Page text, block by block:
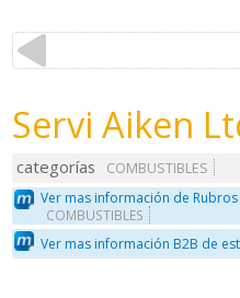
Servi Aiken
categorías
COMBUSTIBLES
Ver mas información de
COMBUSTIBLES
Ver mas información B2B de